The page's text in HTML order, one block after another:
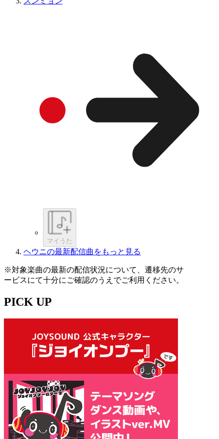
マイうた
ヘウニの最新配信曲をもっと見る
※対象楽曲の最新の配信状況について、遷移先のサ
ービスにて十分にご確認のうえでご利用ください。
PICK UP